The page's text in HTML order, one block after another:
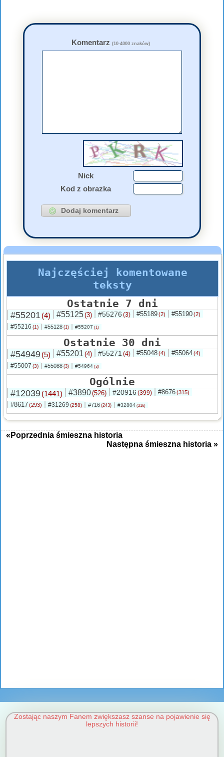
Komentarz (10-4000 znaków)
Nick
Kod z obrazka
Najczęściej komentowane
teksty
Ostatnie 7 dni
#55201 (4) #55125(3) #55276 (3) #55189(2) #55190(2)
#55216 (1) #55128 (1) #55207 (1)
Ostatnie 30 dni
#54949(5) #55201 (4) #55271 (4) #55048(4) #55064(4)
#55007 (3) #55088 (3) #54964 (3)
Ogólnie
#12039(1441) #3890(526) #20916 (399) #8676(315)
#8617(293) #31269 (258) #716 (243) #32804 (216)
«Poprzednia śmieszna historia
Następna śmieszna historia »
Zostając naszym Fanem zwiększasz szanse na pojawienie się
lepszych historii!